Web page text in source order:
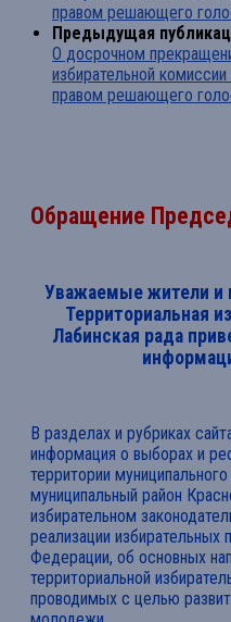
правом решающего
Предыдущая
О досрочном
избирательной
правом решающего
Обращение
Уважаемые жители и
Территориальная
Лабинская рада
В разделах и рубриках
информация о выборах и
территории
муниципальный район
избирательном
реализации избирательных
Федерации, об основных
территориальной
проводимых с целью